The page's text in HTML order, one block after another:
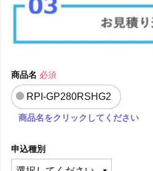
商品名 必須
RPI-GP280RSHG2
商品名をクリックしてください
申込種別